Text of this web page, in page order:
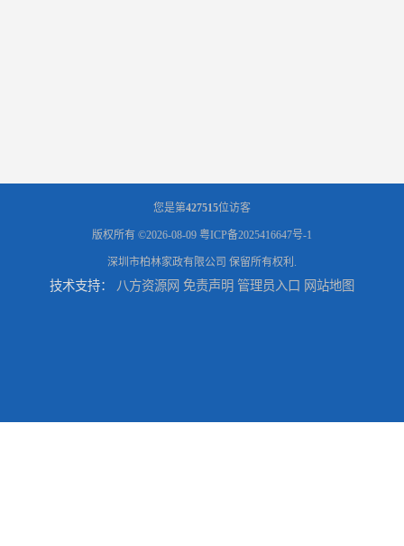
您是第427515位访客
版权所有 ©2026-08-09 粤ICP备2025416647号-1
深圳市柏林家政有限公司 保留所有权利.
技术支持： 八方资源网 免责声明 管理员入口 网站地图